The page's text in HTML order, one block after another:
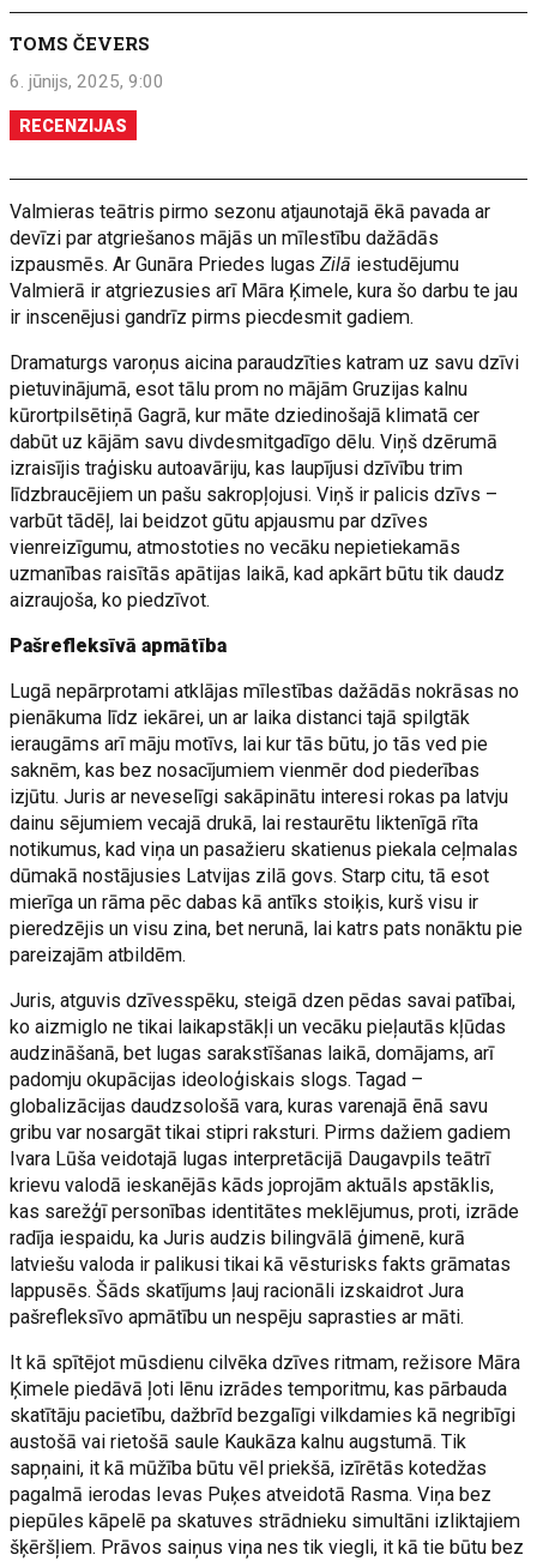
TOMS ČEVERS
6. jūnijs, 2025, 9:00
RECENZIJAS
Valmieras teātris pirmo sezonu atjaunotajā ēkā pavada ar
devīzi par atgriešanos mājās un mīlestību dažādās
izpausmēs. Ar Gunāra Priedes lugas Zilā iestudējumu
Valmierā ir atgriezusies arī Māra Ķimele, kura šo darbu te jau
ir inscenējusi gandrīz pirms piecdesmit gadiem.
Dramaturgs varoņus aicina paraudzīties katram uz savu dzīvi
pietuvinājumā, esot tālu prom no mājām Gruzijas kalnu
kūrortpilsētiņā Gagrā, kur māte dziedinošajā klimatā cer
dabūt uz kājām savu divdesmitgadīgo dēlu. Viņš dzērumā
izraisījis traģisku autoavāriju, kas laupījusi dzīvību trim
līdzbraucējiem un pašu sakropļojusi. Viņš ir palicis dzīvs –
varbūt tādēļ, lai beidzot gūtu apjausmu par dzīves
vienreizīgumu, atmostoties no vecāku nepietiekamās
uzmanības raisītās apātijas laikā, kad apkārt būtu tik daudz
aizraujoša, ko piedzīvot.
Pašrefleksīvā apmātība
Lugā nepārprotami atklājas mīlestības dažādās nokrāsas no
pienākuma līdz iekārei, un ar laika distanci tajā spilgtāk
ieraugāms arī māju motīvs, lai kur tās būtu, jo tās ved pie
saknēm, kas bez nosacījumiem vienmēr dod piederības
izjūtu. Juris ar neveselīgi sakāpinātu interesi rokas pa latvju
dainu sējumiem vecajā drukā, lai restaurētu liktenīgā rīta
notikumus, kad viņa un pasažieru skatienus piekala ceļmalas
dūmakā nostājusies Latvijas zilā govs. Starp citu, tā esot
mierīga un rāma pēc dabas kā antīks stoiķis, kurš visu ir
pieredzējis un visu zina, bet nerunā, lai katrs pats nonāktu pie
pareizajām atbildēm.
Juris, atguvis dzīvesspēku, steigā dzen pēdas savai patībai,
ko aizmiglo ne tikai laikapstākļi un vecāku pieļautās kļūdas
audzināšanā, bet lugas sarakstīšanas laikā, domājams, arī
padomju okupācijas ideoloģiskais slogs. Tagad –
globalizācijas daudzsološā vara, kuras varenajā ēnā savu
gribu var nosargāt tikai stipri raksturi. Pirms dažiem gadiem
Ivara Lūša veidotajā lugas interpretācijā Daugavpils teātrī
krievu valodā ieskanējās kāds joprojām aktuāls apstāklis,
kas sarežģī personības identitātes meklējumus, proti, izrāde
radīja iespaidu, ka Juris audzis bilingvālā ģimenē, kurā
latviešu valoda ir palikusi tikai kā vēsturisks fakts grāmatas
lappusēs. Šāds skatījums ļauj racionāli izskaidrot Jura
pašrefleksīvo apmātību un nespēju saprasties ar māti.
It kā spītējot mūsdienu cilvēka dzīves ritmam, režisore Māra
Ķimele piedāvā ļoti lēnu izrādes temporitmu, kas pārbauda
skatītāju pacietību, dažbrīd bezgalīgi vilkdamies kā negribīgi
austošā vai rietošā saule Kaukāza kalnu augstumā. Tik
sapņaini, it kā mūžība būtu vēl priekšā, izīrētās kotedžas
pagalmā ierodas Ievas Puķes atveidotā Rasma. Viņa bez
piepūles kāpelē pa skatuves strādnieku simultāni izliktajiem
šķēršļiem. Prāvos saiņus viņa nes tik viegli, it kā tie būtu bez